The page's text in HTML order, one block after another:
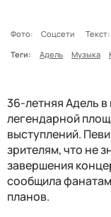
Фото: Соцсети Текст:
Теги:
Адель Музыка
36-летняя Адель
легендарной
выступлений.
зрителям, что не
завершения
сообщила фанатам
планов.